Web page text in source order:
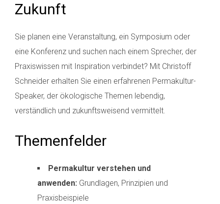
Zukunft
Sie planen eine Veranstaltung, ein Symposium oder
eine Konferenz und suchen nach einem Sprecher, der
Praxiswissen mit Inspiration verbindet? Mit Christoff
Schneider erhalten Sie einen erfahrenen Permakultur-
Speaker, der ökologische Themen lebendig,
verständlich und zukunftsweisend vermittelt.
Themenfelder
Permakultur verstehen und
anwenden: Grundlagen, Prinzipien und
Praxisbeispiele